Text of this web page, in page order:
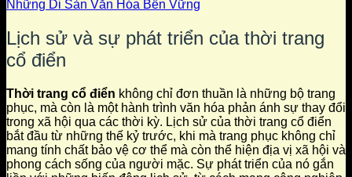
Những Di Sản Văn Hóa Bền Vững
Lịch sử và sự phát triển của thời trang
cổ điển
Thời trang cổ điển không chỉ đơn thuần là những bộ trang
phục, mà còn là một hành trình văn hóa phản ánh sự thay đổi
trong xã hội qua các thời kỳ. Lịch sử của thời trang cổ điển
bắt đầu từ những thế kỷ trước, khi mà trang phục không chỉ
mang tính chất bảo vệ cơ thể mà còn thể hiện địa vị xã hội và
phong cách sống của người mặc. Sự phát triển của nó gắn